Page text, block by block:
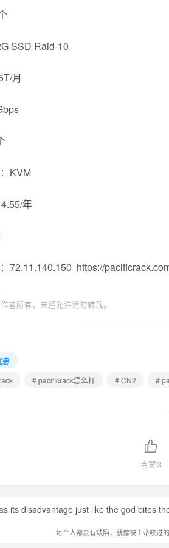
SSD Raid-10
月
KVM
年
72.11.140.150 https://
者所有，未经允许请勿转载。
惠
# pacificrack怎么样 # CN2 #
点赞3
its disadvantage just like the god bites
每个人都会有缺陷，就像被上帝咬过